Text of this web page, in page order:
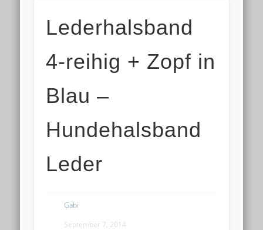
Lederhalsband
4-reihig + Zopf in
Blau –
Hundehalsband
Leder
Gabi
September 7, 2014